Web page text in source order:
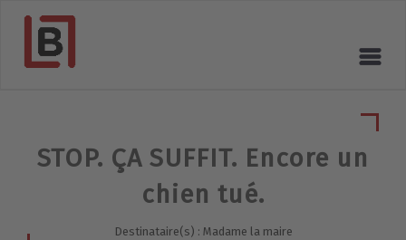
STOP. ÇA SUFFIT. Encore un
chien tué.
Destinataire(s) : Madame la maire